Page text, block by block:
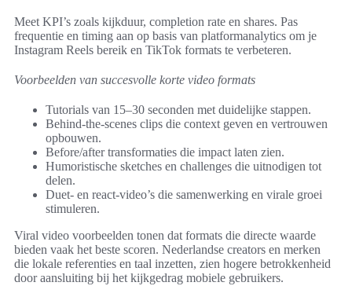
Meet KPI’s zoals kijkduur, completion rate en shares. Pas
frequentie en timing aan op basis van platformanalytics om je
Instagram Reels bereik en TikTok formats te verbeteren.
Voorbeelden van succesvolle korte video formats
Tutorials van 15–30 seconden met duidelijke stappen.
Behind-the-scenes clips die context geven en vertrouwen
opbouwen.
Before/after transformaties die impact laten zien.
Humoristische sketches en challenges die uitnodigen tot
delen.
Duet- en react-video’s die samenwerking en virale groei
stimuleren.
Viral video voorbeelden tonen dat formats die directe waarde
bieden vaak het beste scoren. Nederlandse creators en merken
die lokale referenties en taal inzetten, zien hogere betrokkenheid
door aansluiting bij het kijkgedrag mobiele gebruikers.